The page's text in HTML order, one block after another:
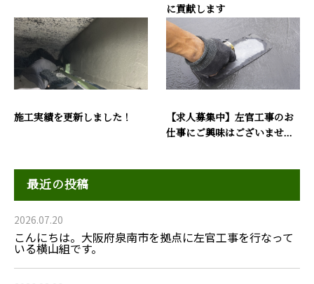
に貢献します
施工実績を更新しました！
【求人募集中】左官工事のお
仕事にご興味はございませ...
最近の投稿
2026.07.20
こんにちは。大阪府泉南市を拠点に左官工事を行なって
いる横山組です。